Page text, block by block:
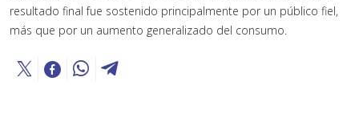
resultado final fue sostenido principalmente por un público fiel,
más que por un aumento generalizado del consumo.